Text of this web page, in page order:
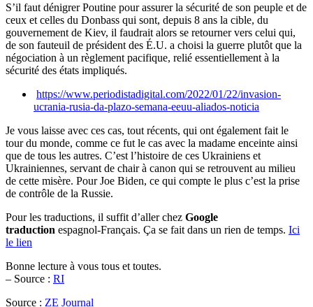
S’il faut dénigrer Poutine pour assurer la sécurité de son peuple et de
ceux et celles du Donbass qui sont, depuis 8 ans la cible, du
gouvernement de Kiev, il faudrait alors se retourner vers celui qui,
de son fauteuil de président des É.U. a choisi la guerre plutôt que la
négociation à un règlement pacifique, relié essentiellement à la
sécurité des états impliqués.
https://www.periodistadigital.com/2022/01/22/invasion-
ucrania-rusia-da-plazo-semana-eeuu-aliados-noticia
Je vous laisse avec ces cas, tout récents, qui ont également fait le
tour du monde, comme ce fut le cas avec la madame enceinte ainsi
que de tous les autres. C’est l’histoire de ces Ukrainiens et
Ukrainiennes, servant de chair à canon qui se retrouvent au milieu
de cette misère. Pour Joe Biden, ce qui compte le plus c’est la prise
de contrôle de la Russie.
Pour les traductions, il suffit d’aller chez Google
traduction espagnol-Français. Ça se fait dans un rien de temps. Ici
le lien
Bonne lecture à vous tous et toutes.
– Source : RI
Source : ZE Journal